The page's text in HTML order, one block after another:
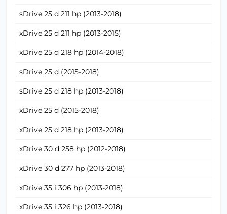
sDrive 25 d 211 hp (2013-2018)
xDrive 25 d 211 hp (2013-2015)
xDrive 25 d 218 hp (2014-2018)
sDrive 25 d (2015-2018)
sDrive 25 d 218 hp (2013-2018)
xDrive 25 d (2015-2018)
xDrive 25 d 218 hp (2013-2018)
xDrive 30 d 258 hp (2012-2018)
xDrive 30 d 277 hp (2013-2018)
xDrive 35 i 306 hp (2013-2018)
xDrive 35 i 326 hp (2013-2018)